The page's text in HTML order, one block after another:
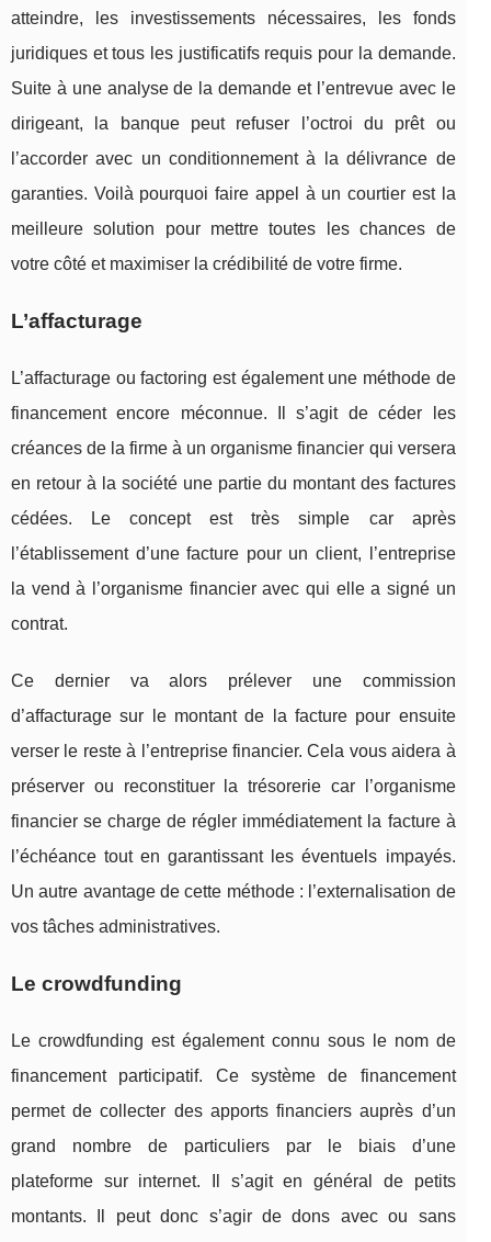
atteindre, les investissements nécessaires, les fonds
juridiques et tous les justificatifs requis pour la demande.
Suite à une analyse de la demande et l’entrevue avec le
dirigeant, la banque peut refuser l’octroi du prêt ou
l’accorder avec un conditionnement à la délivrance de
garanties. Voilà pourquoi faire appel à un courtier est la
meilleure solution pour mettre toutes les chances de
votre côté et maximiser la crédibilité de votre firme.
L’affacturage
L’affacturage ou factoring est également une méthode de
financement encore méconnue. Il s’agit de céder les
créances de la firme à un organisme financier qui versera
en retour à la société une partie du montant des factures
cédées. Le concept est très simple car après
l’établissement d’une facture pour un client, l’entreprise
la vend à l’organisme financier avec qui elle a signé un
contrat.
Ce dernier va alors prélever une commission
d’affacturage sur le montant de la facture pour ensuite
verser le reste à l’entreprise financier. Cela vous aidera à
préserver ou reconstituer la trésorerie car l’organisme
financier se charge de régler immédiatement la facture à
l’échéance tout en garantissant les éventuels impayés.
Un autre avantage de cette méthode : l’externalisation de
vos tâches administratives.
Le crowdfunding
Le crowdfunding est également connu sous le nom de
financement participatif. Ce système de financement
permet de collecter des apports financiers auprès d’un
grand nombre de particuliers par le biais d’une
plateforme sur internet. Il s’agit en général de petits
montants. Il peut donc s’agir de dons avec ou sans